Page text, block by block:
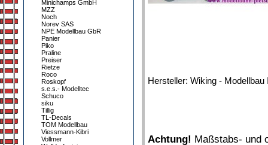
Minichamps GmbH
MZZ
Noch
Norev SAS
NPE Modellbau GbR
Panier
Piko
Praline
Preiser
Rietze
Roco
Roskopf
s.e.s.- Modelltec
Schuco
siku
Tillig
TL-Decals
TOM Modellbau
Viessmann-Kibri
Vollmer
Hersteller: Wiking -
Achtung! Maßstabs- und